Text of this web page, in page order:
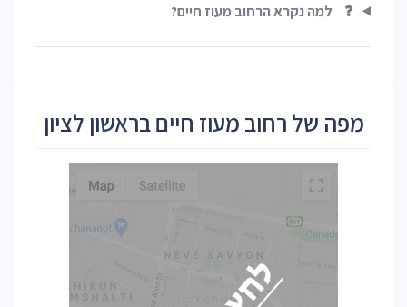
❓ למה נקרא הרחוב מעוז חיים?
מפה של רחוב מעוז חיים בראשון לציון